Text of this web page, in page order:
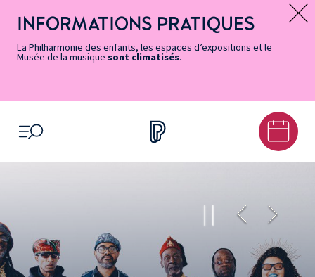
page
Accessibilité
accès
rapides
principal
contenu
principal
page
Message d’information
INFORMATIONS PRATIQUES
La Philharmonie des enfants, les espaces d’expositions et le
Musée de la musique sont climatisés.
OUVRIR LE MENU